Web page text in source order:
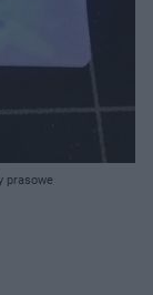
prasowe